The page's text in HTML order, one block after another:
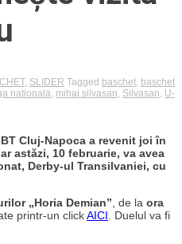
, SLIDER Tagged baschet baschet
nationala mihai silvasan Silvasan U-
Cluj-Napoca a revenit joi în
astăzi, 10 februarie, va avea
Derby-ul Transilvaniei, cu
„Horia Demian” , de la ora
printr-un clickAICI . Duelul va fi